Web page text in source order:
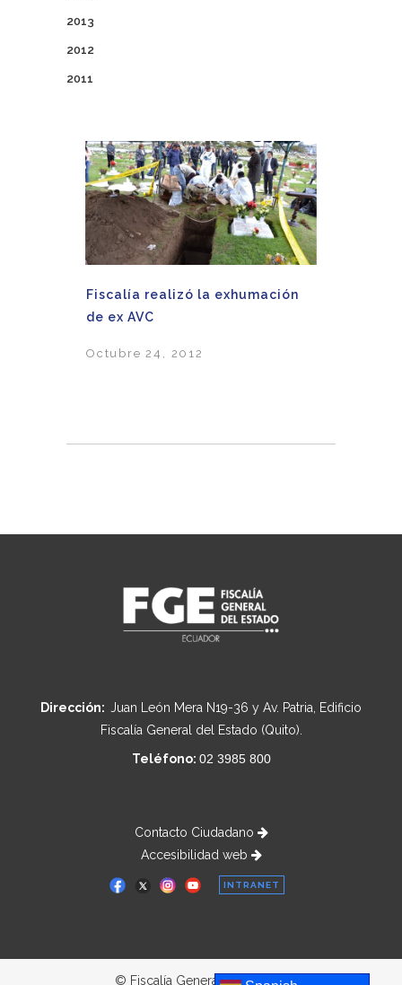
2013
2012
2011
Fiscalía realizó la exhumación
de ex AVC
Octubre 24, 2012
Dirección: Juan León Mera N19-36 y Av. Patria, Edificio
Fiscalía General del Estado (Quito).
Teléfono: 02 3985 800
Contacto Ciudadano
Accesibilidad web
INTRANET
© Fiscalía General del Estado